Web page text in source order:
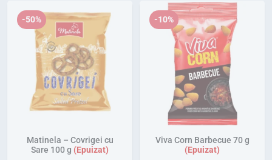
-50%
Matinela – Covrigei cu
Sare 100 g
-10%
Viva Corn Barbecue 70 g